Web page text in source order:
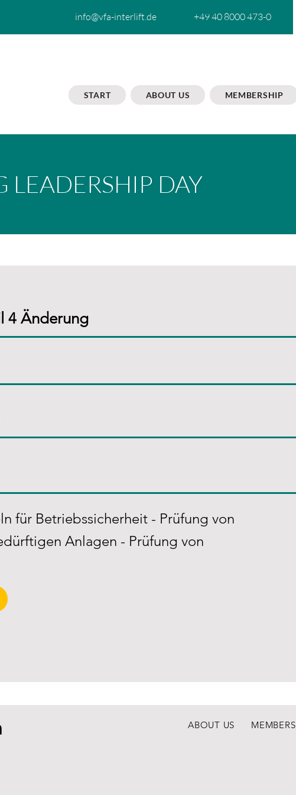
info@vfa-interlift.de +49 40 8000 473-0
START ABOUT US MEMBERSHIP
LEADERSHIP DAY
4 Änderung
für Betriebssicherheit - Prüfung von
Anlagen - Prüfung von
ABOUT US MEMBERS